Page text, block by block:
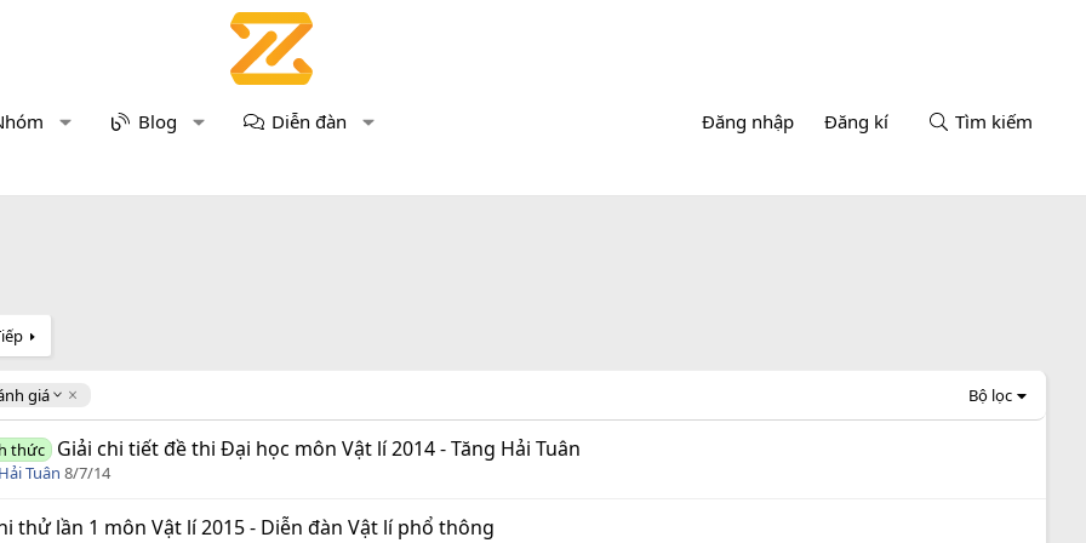
Blog Diễn đàn Đăng nhập Đăng kí Tìm kiếm
giá Bộ lọc
thức Giải chi tiết đề thi Đại học môn Vật lí 2014 - Tăng Hải Tuân
Tuân 8/7/14
thử lần 1 môn Vật lí 2015 - Diễn đàn Vật lí phổ thông